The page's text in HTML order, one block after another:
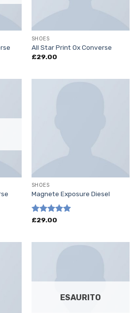
SHOES
All Star Print Ox Converse
£29.00
SHOES
Magnete Exposure Diesel
Valutato
£29.00
ESAURITO